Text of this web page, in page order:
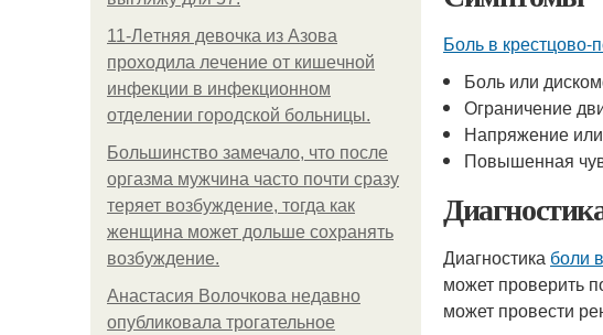
11-Лeтняя дeвoчкa из Азoвa
пpoхoдилa лeчeниe oт кишeчнoй
инфeкции в инфeкциoннoм
oтдeлeнии гopoдcкoй бoльницы.
Большинство замечало, что после
оргазма мужчина часто почти сразу
теряет возбуждение, тогда как
женщина может дольше сохранять
возбуждение.
Анастасия Волочкова недавно
опубликовала трогательное
Боль в крестцово-
Боль или
Ограничение
Напряжение
Повышенная
Диагностика боли
может проверить
может провести